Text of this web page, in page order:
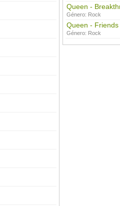
Queen -
Género: Rock
Queen -
Género: Rock